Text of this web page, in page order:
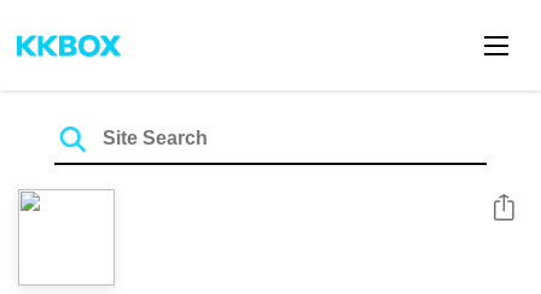
Share